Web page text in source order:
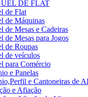
DE FLAT
de Flat
de Máquinas
de Mesas e Cadeiras
de Mesas para Jogos
de Roupas
de veículos
para Comércio
e Panelas
e Cantoneiras de
e Afiação